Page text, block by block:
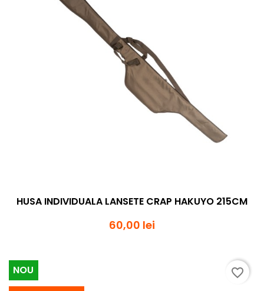
HUSA INDIVIDUALA LANSETE CRAP HAKUYO 215CM
60,00 lei
NOU
favorite_border